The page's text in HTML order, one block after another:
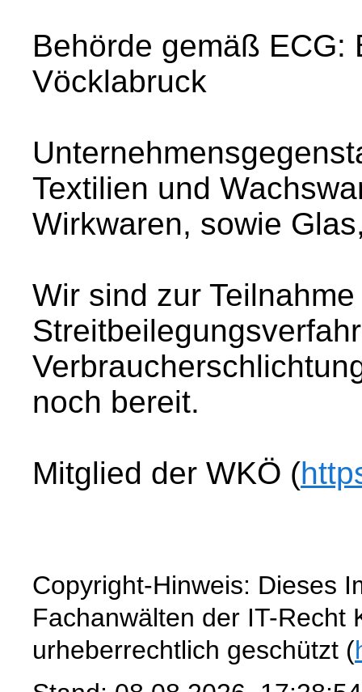
Behörde gemäß ECG:
Vöcklabruck
Textilien und
Wirkwaren, sowie
Wir sind zur
noch bereit.
Mitglied der WKÖ (
Copyright-Hinweis: Dieses
Fachanwälten der IT-Recht
urheberrechtlich geschützt (